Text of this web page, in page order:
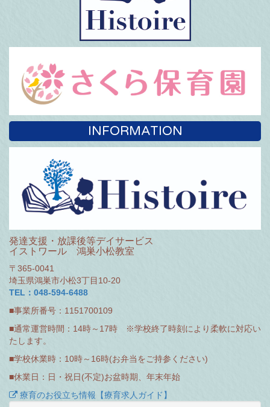
INFORMATION
発達支援・放課後等デイサービス
イストワール 鴻巣小松教室
〒365-0041
埼玉県鴻巣市小松3丁目10-20
TEL：048-594-6488
■事業所番号：1151700109
■通常運営時間：14時～17時 ※学校終了時刻により柔軟に対応い
たします。
■学校休業時：10時～16時(お弁当をご持参ください)
■休業日：日・祝日(不定)お盆時期、年末年始
療育のお役立ち情報【療育求人ガイド】